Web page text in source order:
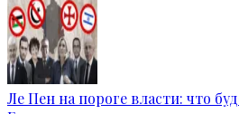
Ле Пен на пороге власти: что